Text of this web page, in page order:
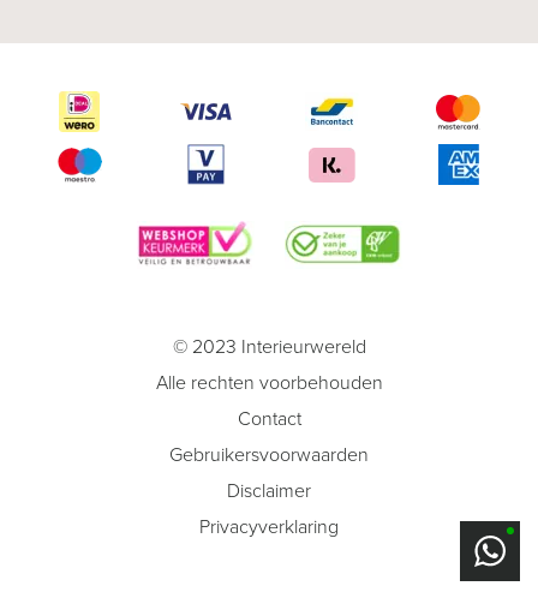
© 2023 Interieurwereld
Alle rechten voorbehouden
Contact
Gebruikersvoorwaarden
Disclaimer
Privacyverklaring